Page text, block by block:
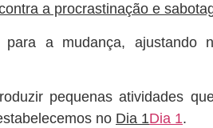
a procrastinação e
a mudança, ajustando
pequenas atividades
no Dia 1Dia 1.